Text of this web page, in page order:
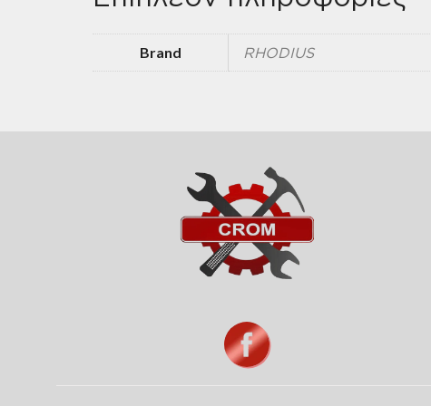
Brand RHODIUS